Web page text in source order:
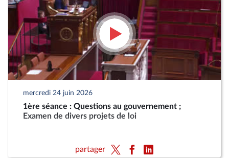
mercredi 24 juin 2026
1ère séance : Questions au gouvernement ;
Examen de divers projets de loi
partager